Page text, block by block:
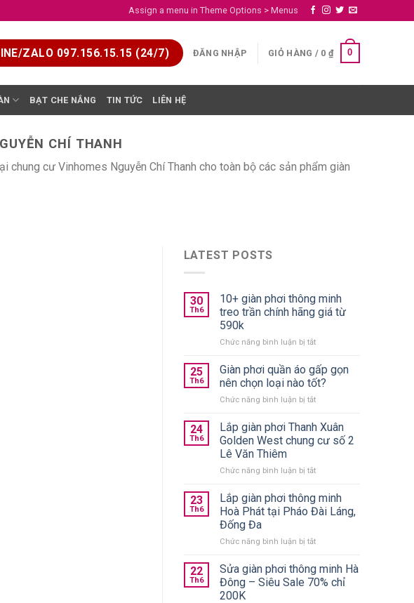
Assign a menu in Theme Options > Menus
ZALO 097.156.15.15 (24/7) ĐĂNG NHẬP GIỎ HÀNG / 0 ₫ 0
BẠT CHE NẮNG TIN TỨC LIÊN HỆ
CHÍ THANH
cư Vinhomes Nguyễn Chí Thanh cho toàn bộ các sản phẩm giàn
LATEST POSTS
30
Th6
10+ giàn phơi thông minh
treo trần chính hãng giá từ
590k
Chức năng bình luận bị tắtở
giàn
phơi
thông
minh
trần
chính
từ
25
Th6
Giàn phơi quần áo gấp gọn
nên chọn loại nào tốt?
Chức năng bình luận bị tắtở
phơi
áo
gọn
chọn
loại
nào
24
Th6
Lắp giàn phơi Thanh Xuân
Golden West chung cư số 2
Lê Văn Thiêm
Chức năng bình luận bị tắtở
giàn
phơi
Thanh
Golden
chung
cư
số
23
Th6
Lắp giàn phơi thông minh
Hoà Phát tại Pháo Đài Láng,
Đống Đa
Chức năng bình luận bị tắtở
giàn
phơi
thông
22
Th6
Sửa giàn phơi thông minh Hà
Đông – Siêu Sale 70% chỉ
200K